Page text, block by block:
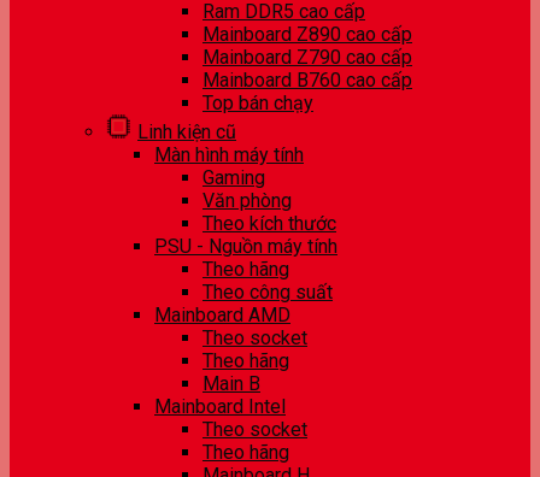
Ram DDR5 cao cấp
Mainboard Z890 cao cấp
Mainboard Z790 cao cấp
Mainboard B760 cao cấp
Top bán chạy
Linh kiện cũ
Màn hình máy tính
Gaming
Văn phòng
Theo kích thước
PSU - Nguồn máy tính
Theo hãng
Theo công suất
Mainboard AMD
Theo socket
Theo hãng
Main B
Mainboard Intel
Theo socket
Theo hãng